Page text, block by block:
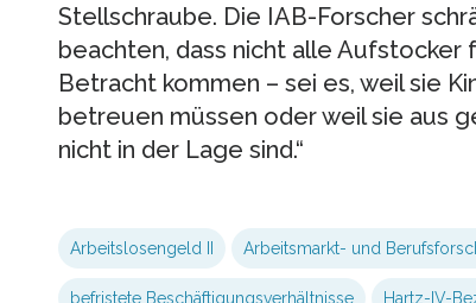
Stellschraube. Die IAB-Forscher
beachten, dass nicht alle
Betracht kommen – sei es, weil sie
betreuen müssen oder weil sie aus
nicht in der Lage sind.“
Arbeitslosengeld II Arbeitsmarkt- und
befristete Beschäftigungsverhältnisse Hartz-IV-